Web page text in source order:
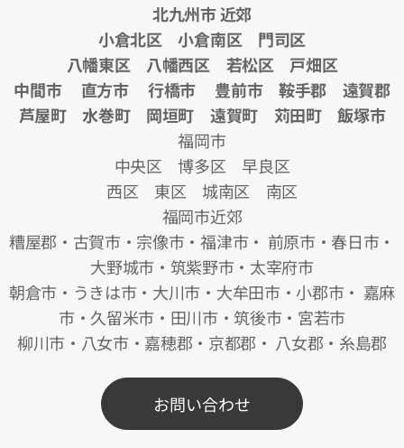
北九州市 近郊
小倉北区 小倉南区 門司区
八幡東区 八幡西区 若松区 戸畑区
中間市 直方市 行橋市 豊前市 鞍手郡 遠賀郡
芦屋町 水巻町 岡垣町 遠賀町 苅田町 飯塚市
福岡市
中央区 博多区 早良区
西区 東区 城南区 南区
福岡市近郊
糟屋郡・古賀市・宗像市・福津市・ 前原市・春日市・
大野城市・筑紫野市・太宰府市
朝倉市・うきは市・大川市・大牟田市・小郡市・ 嘉麻
市・久留米市・田川市・筑後市・宮若市
柳川市・八女市・嘉穂郡・京都郡・ 八女郡・糸島郡
お問い合わせ